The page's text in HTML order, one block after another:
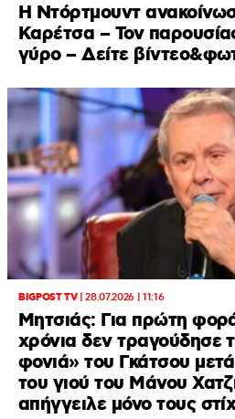
Η Ντόρτμουντ
Καρέτσα – Τον
γύρο – Δείτε
BIGPOST TV|28.07.2026 | 11:16
Μητσιάς: Για πρώτη
χρόνια δεν τραγούδησε
φονιά» του Γκάτσου
του γιού του Μάνου
απήγγειλε μόνο τους